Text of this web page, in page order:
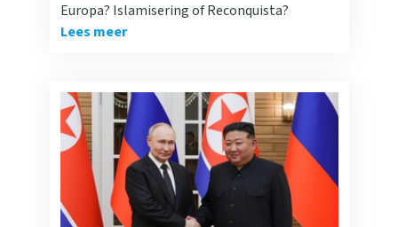
Europa? Islamisering of Reconquista?
Lees meer